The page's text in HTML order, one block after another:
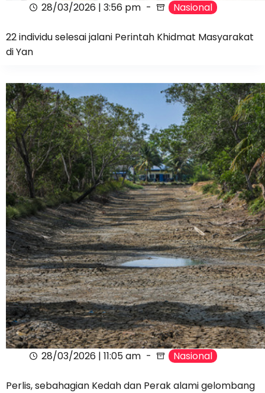
28/03/2026 | 3:56 pm Nasional
22 individu selesai jalani Perintah Khidmat Masyarakat
di Yan
28/03/2026 | 11:05 am Nasional
Perlis, sebahagian Kedah dan Perak alami gelombang